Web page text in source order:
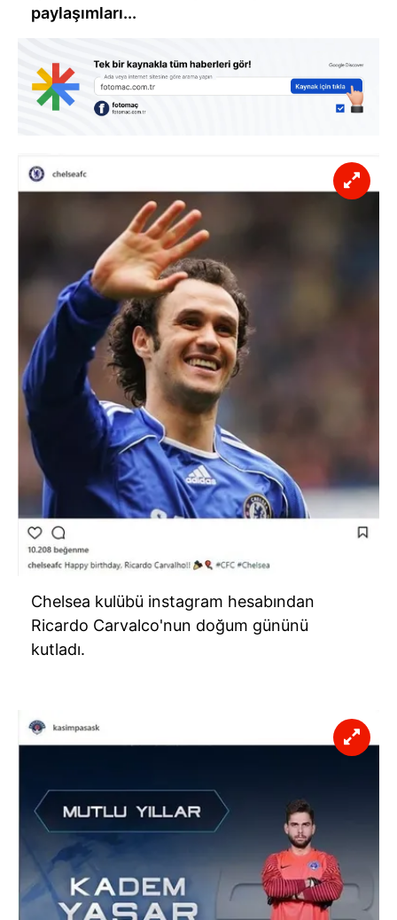
paylaşımları...
Chelsea kulübü instagram hesabından
Ricardo Carvalco'nun doğum gününü
kutladı.